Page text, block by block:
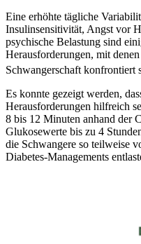
Eine erhöhte tägliche
Insulinsensitivität, Angst vor
psychische Belastung sind
Herausforderungen, mit
Schwangerschaft konfrontiert
Es konnte gezeigt werden,
Herausforderungen hilfreich
8 bis 12 Minuten anhand der
Glukosewerte bis zu 4
die Schwangere so teilweise
Diabetes-Managements